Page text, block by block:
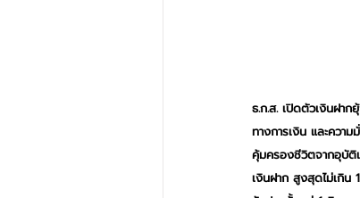
ธ.ก.ส. เปิดตัวเงินฝาก
ทางการเงิน และควา
คุ้มครองชีวิตจากอุบัติ
เงินฝาก สูงสุดไม่เกิน